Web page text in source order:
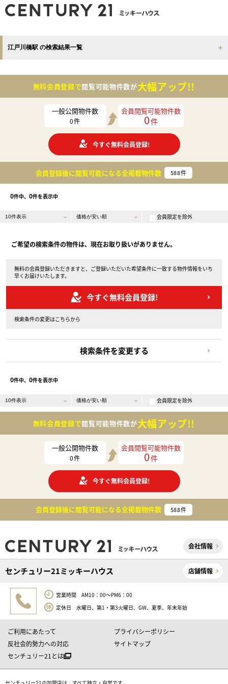
江戸川橋駅 の検索結果一覧
無料会員登録で閲覧可能物件数が大幅アップ!!
一般公開物件数
0件
会員閲覧可能物件数
0件
今すぐ無料会員登録!
会員登録後に閲覧可能になる全掲載物件数 588件
0件中、 0件を表示中
会員限定を除外
ご希望の検索条件の物件は、現在お取り扱いがありません。
無料の会員登録いただきますと、ご登録いただいた希望条件に一致する物件情報をいち
早くお届けいたします。
今すぐ無料会員登録!
検索条件の変更はこちらから
検索条件を変更する
0件中、 0件を表示中
会員限定を除外
無料会員登録で閲覧可能物件数が大幅アップ!!
一般公開物件数
0件
会員閲覧可能物件数
0件
今すぐ無料会員登録!
会員登録後に閲覧可能になる全掲載物件数 588件
会社情報
センチュリー21ミッキーハウス 店舗情報
営業時間 AM10：00～PM6：00
定休日 水曜日、第1・第3火曜日、GW、夏季、年末年始
ご利用にあたって
プライバシーポリシー
反社会的勢力への対応
サイトマップ
センチュリー21とは